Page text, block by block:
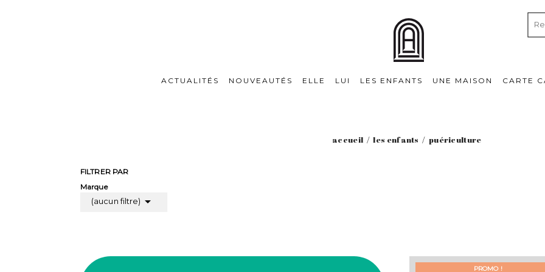
ACTUALITÉS NOUVEAUTÉS ELLE LUI LES ENFANTS UNE MAISON CARTE
accueil les enfants puériculture
FILTRER PAR
Marque
(aucun filtre) 
PROMO !